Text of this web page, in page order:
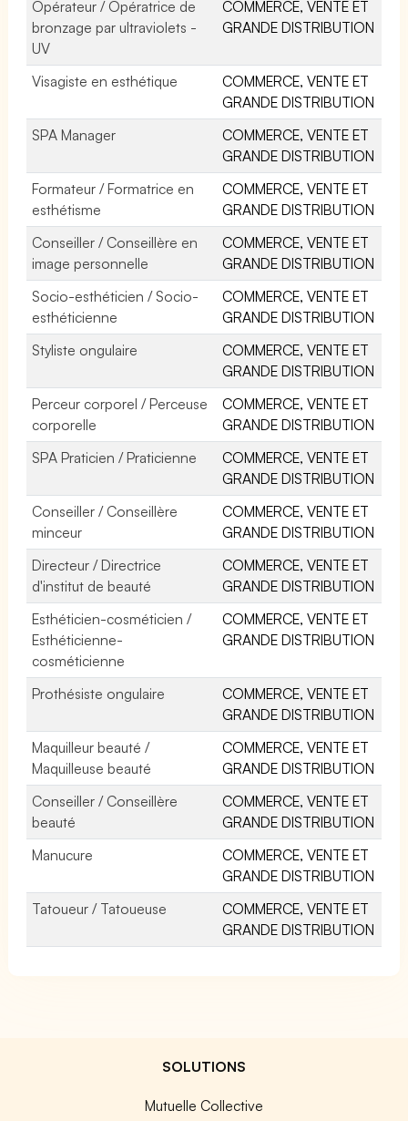
Opérateur / Opératrice de
bronzage par ultraviolets -
UV
COMMERCE, VENTE ET
GRANDE DISTRIBUTION
Visagiste en esthétique
COMMERCE, VENTE ET
GRANDE DISTRIBUTION
SPA Manager
COMMERCE, VENTE ET
GRANDE DISTRIBUTION
Formateur / Formatrice en
esthétisme
COMMERCE, VENTE ET
GRANDE DISTRIBUTION
Conseiller / Conseillère en
image personnelle
COMMERCE, VENTE ET
GRANDE DISTRIBUTION
Socio-esthéticien / Socio-
esthéticienne
COMMERCE, VENTE ET
GRANDE DISTRIBUTION
Styliste ongulaire
COMMERCE, VENTE ET
GRANDE DISTRIBUTION
Perceur corporel / Perceuse
corporelle
COMMERCE, VENTE ET
GRANDE DISTRIBUTION
SPA Praticien / Praticienne
COMMERCE, VENTE ET
GRANDE DISTRIBUTION
Conseiller / Conseillère
minceur
COMMERCE, VENTE ET
GRANDE DISTRIBUTION
Directeur / Directrice
d'institut de beauté
COMMERCE, VENTE ET
GRANDE DISTRIBUTION
Esthéticien-cosméticien /
Esthéticienne-
cosméticienne
COMMERCE, VENTE ET
GRANDE DISTRIBUTION
Prothésiste ongulaire
COMMERCE, VENTE ET
GRANDE DISTRIBUTION
Maquilleur beauté /
Maquilleuse beauté
COMMERCE, VENTE ET
GRANDE DISTRIBUTION
Conseiller / Conseillère
beauté
COMMERCE, VENTE ET
GRANDE DISTRIBUTION
Manucure
COMMERCE, VENTE ET
GRANDE DISTRIBUTION
Tatoueur / Tatoueuse
COMMERCE, VENTE ET
GRANDE DISTRIBUTION
SOLUTIONS
Mutuelle Collective